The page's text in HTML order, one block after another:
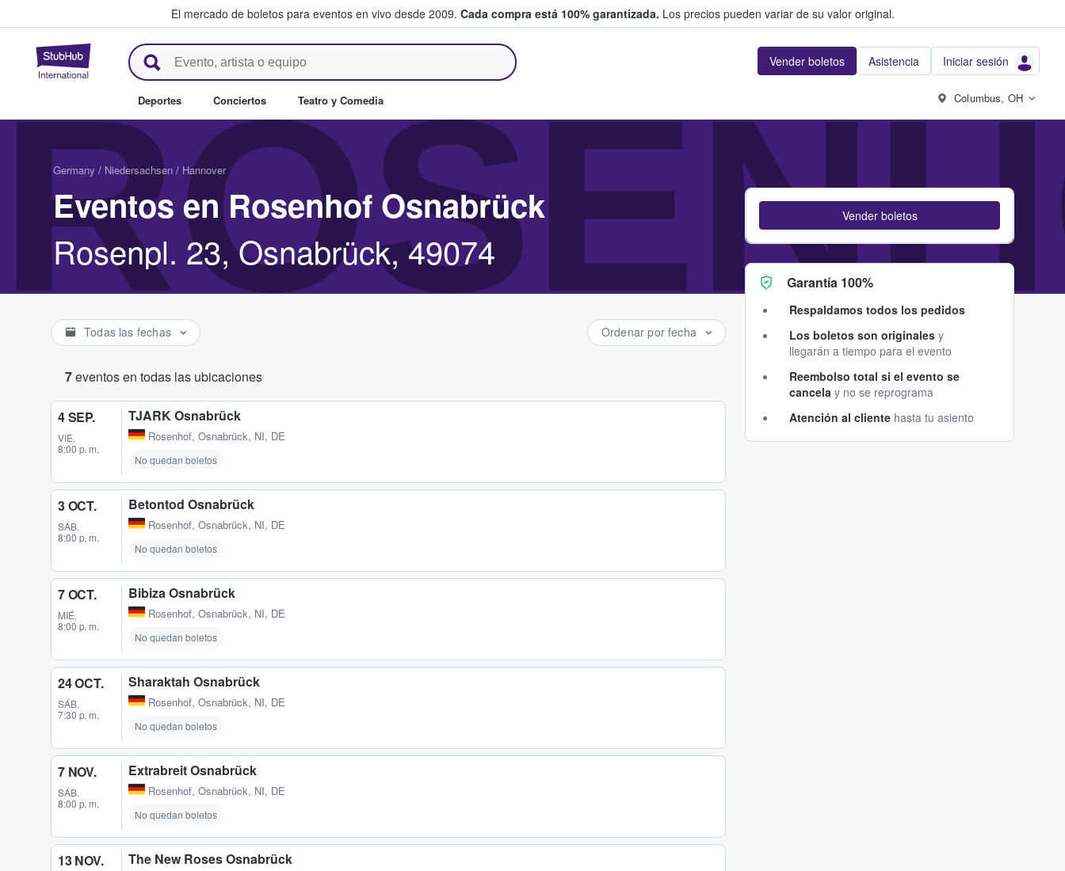
El mercado de boletos para eventos en vivo desde 2009. Cada compra está 100% garantizada. Los precios pueden variar de su valor original.
StubHub: donde los fans compran y venden boletos Vender boletos Asistencia Iniciar sesión
Deportes Conciertos Teatro y Comedia Columbus, OH
Germany / Niedersachsen / Hannover
Eventos en Rosenhof Osnabrück
Rosenpl. 23, Osnabrück, 49074
Todas las fechas Ordenar por fecha
7eventos en todas las ubicaciones
4 SEP.
VIE.
8:00 p. m.
TJARK Osnabrück
Rosenhof, Osnabrück, NI, DE
No quedan boletos
3 OCT.
SÁB.
8:00 p. m.
Betontod Osnabrück
Rosenhof, Osnabrück, NI, DE
No quedan boletos
7 OCT.
MIÉ.
8:00 p. m.
Bibiza Osnabrück
Rosenhof, Osnabrück, NI, DE
No quedan boletos
24 OCT.
SÁB.
7:30 p. m.
Sharaktah Osnabrück
Rosenhof, Osnabrück, NI, DE
No quedan boletos
7 NOV.
SÁB.
8:00 p. m.
Extrabreit Osnabrück
Rosenhof, Osnabrück, NI, DE
No quedan boletos
13 NOV. The New Roses Osnabrück
Vender boletos
Garantía 100%
Respaldamos todos los pedidos
Los boletos son originales y
llegarán a tiempo para el evento
Reembolso total si el evento se
cancela y no se reprograma
Atención al cliente hasta tu asiento